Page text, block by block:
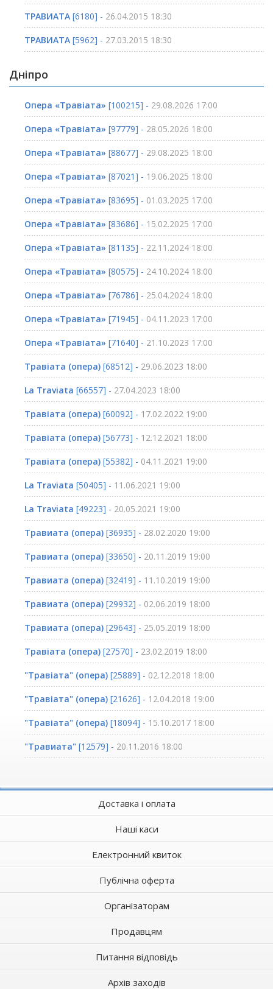
ТРАВИАТА [6180] - 26.04.2015 18:30
ТРАВИАТА [5962] - 27.03.2015 18:30
Дніпро
Опера «Травіата» [100215] - 29.08.2026 17:00
Опера «Травіата» [97779] - 28.05.2026 18:00
Опера «Травіата» [88677] - 29.08.2025 18:00
Опера «Травіата» [87021] - 19.06.2025 18:00
Опера «Травіата» [83695] - 01.03.2025 17:00
Опера «Травіата» [83686] - 15.02.2025 17:00
Опера «Травіата» [81135] - 22.11.2024 18:00
Опера «Травіата» [80575] - 24.10.2024 18:00
Опера «Травіата» [76786] - 25.04.2024 18:00
Опера «Травіата» [71945] - 04.11.2023 17:00
Опера «Травіата» [71640] - 21.10.2023 17:00
Травіата (опера) [68512] - 29.06.2023 18:00
La Traviata [66557] - 27.04.2023 18:00
Травіата (опера) [60092] - 17.02.2022 19:00
Травіата (опера) [56773] - 12.12.2021 18:00
Травіата (опера) [55382] - 04.11.2021 19:00
La Traviata [50405] - 11.06.2021 19:00
La Traviata [49223] - 20.05.2021 19:00
Травиата (опера) [36935] - 28.02.2020 19:00
Травиата (опера) [33650] - 20.11.2019 19:00
Травиата (опера) [32419] - 11.10.2019 19:00
Травиата (опера) [29932] - 02.06.2019 18:00
Травиата (опера) [29643] - 25.05.2019 18:00
Травіата (опера) [27570] - 23.02.2019 18:00
"Травіата" (опера) [25889] - 02.12.2018 18:00
"Травіата" (опера) [21626] - 12.04.2018 19:00
"Травіата" (опера) [18094] - 15.10.2017 18:00
"Травиата" [12579] - 20.11.2016 18:00
Доставка і оплата
Наші каси
Електронний квиток
Публічна оферта
Організаторам
Продавцям
Питання відповідь
Архів заходів